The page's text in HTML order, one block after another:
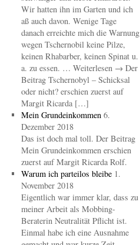
Wir hatten ihn im Garten und ich
aß auch davon. Wenige Tage
danach erreichte mich die Warnung
wegen Tschernobil keine Pilze,
keinen Rhabarber, keinen Spinat u.
a. zu essen. … Weiterlesen → Der
Beitrag Tschernobyl – Schicksal
oder nicht? erschien zuerst auf
Margit Ricarda […]
Mein Grundeinkommen 6.
Dezember 2018
Das ist doch mal toll. Der Beitrag
Mein Grundeinkommen erschien
zuerst auf Margit Ricarda Rolf.
Warum ich parteilos bleibe 1.
November 2018
Eigentlich war immer klar, dass zu
meiner Arbeit als Mobbing-
Beraterin Neutralität Pflicht ist.
Einmal habe ich eine Ausnahme